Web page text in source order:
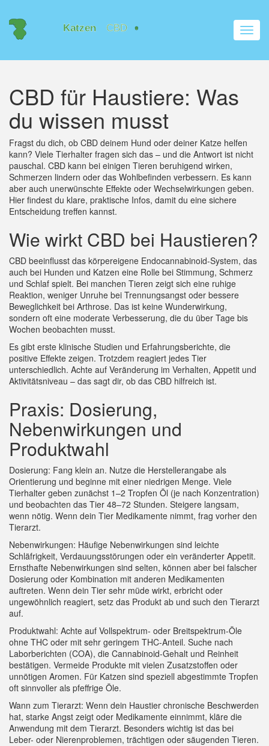
CBD für Haustiere: Was
du wissen musst
Fragst du dich, ob CBD deinem Hund oder deiner Katze helfen
kann? Viele Tierhalter fragen sich das – und die Antwort ist nicht
pauschal. CBD kann bei einigen Tieren beruhigend wirken,
Schmerzen lindern oder das Wohlbefinden verbessern. Es kann
aber auch unerwünschte Effekte oder Wechselwirkungen geben.
Hier findest du klare, praktische Infos, damit du eine sichere
Entscheidung treffen kannst.
Wie wirkt CBD bei Haustieren?
CBD beeinflusst das körpereigene Endocannabinoid-System, das
auch bei Hunden und Katzen eine Rolle bei Stimmung, Schmerz
und Schlaf spielt. Bei manchen Tieren zeigt sich eine ruhige
Reaktion, weniger Unruhe bei Trennungsangst oder bessere
Beweglichkeit bei Arthrose. Das ist keine Wunderwirkung,
sondern oft eine moderate Verbesserung, die du über Tage bis
Wochen beobachten musst.
Es gibt erste klinische Studien und Erfahrungsberichte, die
positive Effekte zeigen. Trotzdem reagiert jedes Tier
unterschiedlich. Achte auf Veränderung im Verhalten, Appetit und
Aktivitätsniveau – das sagt dir, ob das CBD hilfreich ist.
Praxis: Dosierung,
Nebenwirkungen und
Produktwahl
Dosierung: Fang klein an. Nutze die Herstellerangabe als
Orientierung und beginne mit einer niedrigen Menge. Viele
Tierhalter geben zunächst 1–2 Tropfen Öl (je nach Konzentration)
und beobachten das Tier 48–72 Stunden. Steigere langsam,
wenn nötig. Wenn dein Tier Medikamente nimmt, frag vorher den
Tierarzt.
Nebenwirkungen: Häufige Nebenwirkungen sind leichte
Schläfrigkeit, Verdauungsstörungen oder ein veränderter Appetit.
Ernsthafte Nebenwirkungen sind selten, können aber bei falscher
Dosierung oder Kombination mit anderen Medikamenten
auftreten. Wenn dein Tier sehr müde wirkt, erbricht oder
ungewöhnlich reagiert, setz das Produkt ab und such den Tierarzt
auf.
Produktwahl: Achte auf Vollspektrum- oder Breitspektrum-Öle
ohne THC oder mit sehr geringem THC-Anteil. Suche nach
Laborberichten (COA), die Cannabinoid-Gehalt und Reinheit
bestätigen. Vermeide Produkte mit vielen Zusatzstoffen oder
unnötigen Aromen. Für Katzen sind speziell abgestimmte Tropfen
oft sinnvoller als pfeffrige Öle.
Wann zum Tierarzt: Wenn dein Haustier chronische Beschwerden
hat, starke Angst zeigt oder Medikamente einnimmt, kläre die
Anwendung mit dem Tierarzt. Besonders wichtig ist das bei
Leber- oder Nierenproblemen, trächtigen oder säugenden Tieren.